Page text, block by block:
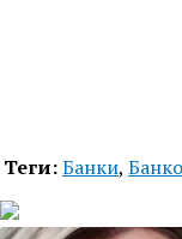
Теги:Банки,